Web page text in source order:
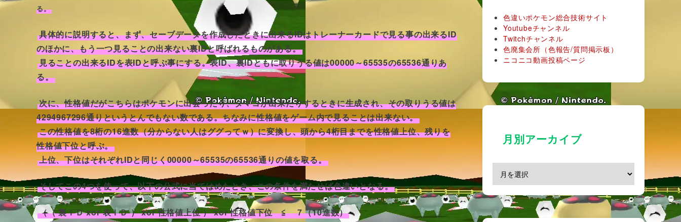
る。
具体的に説明すると、まず、セーブデータを作成したときに出来るIDはトレーナーカードで見る事の出来るID
のほかに、もう一つ見ることの出来ない裏IDと呼ばれるものがある。
見ることの出来るIDを表IDと呼ぶ事にする。表ID、裏IDともに取りうる値は00000～65535の65536通りあ
る。
次に、性格値だがこちらはポケモンに出会ったり、タマゴが出来たりするときに生成され、その取りうる値は
4294967296通りというとんでもない数である。ちなみに性格値をゲーム内で見ることは出来ない。
この性格値を8桁の16進数（分からない人はググってｗ）に変換し、頭から4桁目までを性格値上位、残りを
性格値下位と呼ぶ。
上位、下位はそれぞれIDと同じく00000～65535の65536通りの値を取る。
そしてこの4つを使って、以下の公式に当てはめたとき、この条件を満たせば色違いとなる。
（（ 裏ＩＤ xor 表ＩＤ ） xor 性格値上位 ） xor 性格値下位 ≦ ７（10進数）
色違いポケモン総合技術サイト
Youtubeチャンネル
Twitchチャンネル
色廃集会所（色報告/質問掲示板）
ニコニコ動画投稿ページ
月別アーカイブ